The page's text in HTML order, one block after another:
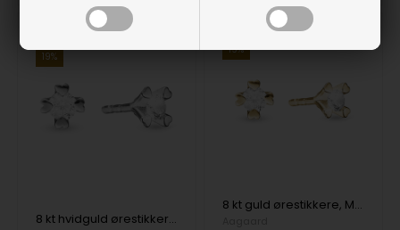
19%
8 kt hvidguld ørestikkere, Mary serien by Aagaard med ialt 0,20 ct labgrown diamanter
19%
8 kt guld ørestikkere, Mary serien by Aagaard med ialt 0,20 ct labgrown diamanter